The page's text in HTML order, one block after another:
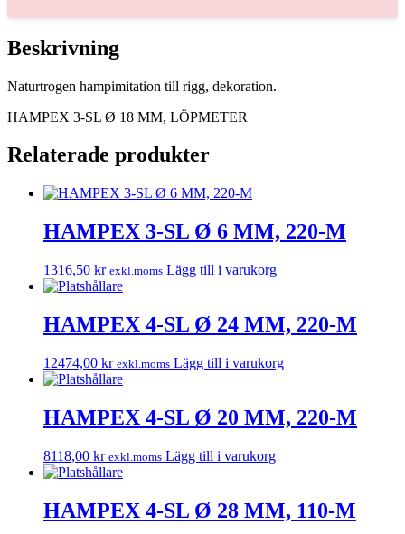
MM,
LÖPMETER
mängd
Beskrivning
Naturtrogen hampimitation till rigg, dekoration.
HAMPEX 3-SL Ø 18 MM, LÖPMETER
Relaterade produkter
HAMPEX 3-SL Ø 6 MM, 220-M
1316,50 kr exkl.moms Lägg till i varukorg
HAMPEX 4-SL Ø 24 MM, 220-M
12474,00 kr exkl.moms Lägg till i varukorg
HAMPEX 4-SL Ø 20 MM, 220-M
8118,00 kr exkl.moms Lägg till i varukorg
HAMPEX 4-SL Ø 28 MM, 110-M